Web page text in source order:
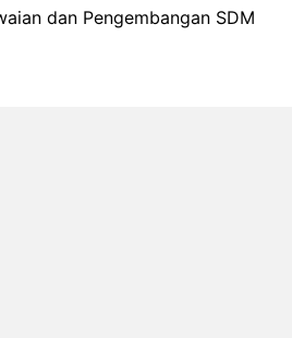
dan Pengembangan SDM